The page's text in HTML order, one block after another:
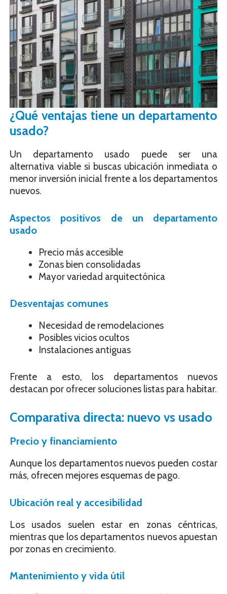
¿Qué ventajas tiene un departamento
usado?
Un departamento usado puede ser una
alternativa viable si buscas ubicación inmediata o
menor inversión inicial frente a los departamentos
nuevos.
Aspectos positivos de un departamento
usado
Precio más accesible
Zonas bien consolidadas
Mayor variedad arquitectónica
Desventajas comunes
Necesidad de remodelaciones
Posibles vicios ocultos
Instalaciones antiguas
Frente a esto, los departamentos nuevos
destacan por ofrecer soluciones listas para habitar.
Comparativa directa: nuevo vs usado
Precio y financiamiento
Aunque los departamentos nuevos pueden costar
más, ofrecen mejores esquemas de pago.
Ubicación real y accesibilidad
Los usados suelen estar en zonas céntricas,
mientras que los departamentos nuevos apuestan
por zonas en crecimiento.
Mantenimiento y vida útil